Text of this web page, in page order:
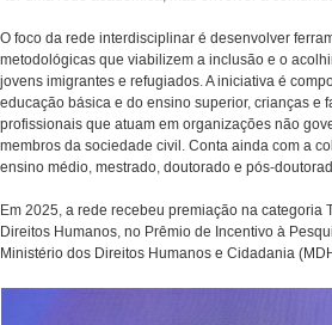
O foco da rede interdisciplinar é desenvolver
metodológicas que viabilizem a inclusão e o
jovens imigrantes e refugiados. A iniciativa é
educação básica e do ensino superior, crianças e
profissionais que atuam em organizações não
membros da sociedade civil. Conta ainda com a
ensino médio, mestrado, doutorado e pós-
Em 2025, a rede recebeu premiação na categoria
Direitos Humanos, no Prêmio de Incentivo à
Ministério dos Direitos Humanos e Cidadania